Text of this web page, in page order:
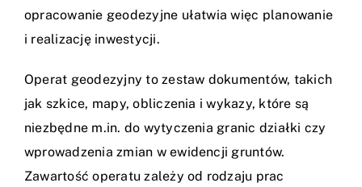
opracowanie geodezyjne ułatwia więc planowanie
i realizację inwestycji.
Operat geodezyjny to zestaw dokumentów, takich
jak szkice, mapy, obliczenia i wykazy, które są
niezbędne m.in. do wytyczenia granic działki czy
wprowadzenia zmian w ewidencji gruntów.
Zawartość operatu zależy od rodzaju prac